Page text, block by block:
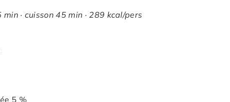
· cuisson 45 min · 289 kcal/pers
5 %